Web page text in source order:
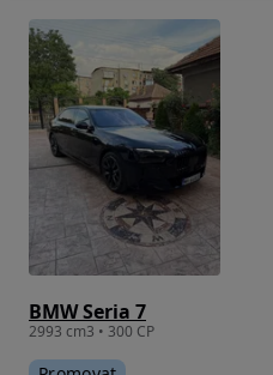
BMW Seria 7
2993 cm3 • 300 CP